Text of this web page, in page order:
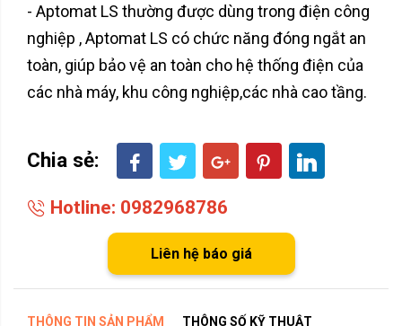
- Aptomat LS thường được dùng trong điện công
nghiệp , Aptomat LS có chức năng đóng ngắt an
toàn, giúp bảo vệ an toàn cho hệ thống điện của
các nhà máy, khu công nghiệp,các nhà cao tầng.
Chia sẻ:
Hotline: 0982968786
Liên hệ báo giá
THÔNG TIN SẢN PHẨM THÔNG SỐ KỸ THUẬT